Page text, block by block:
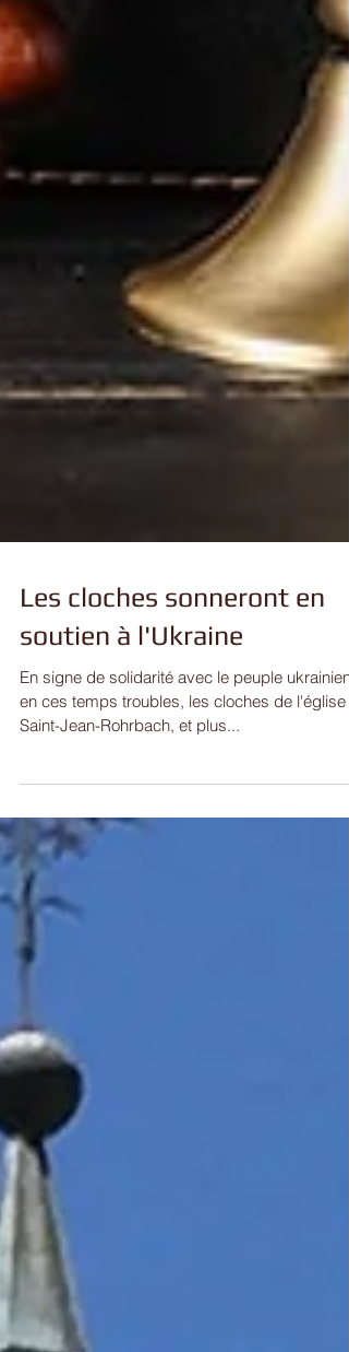
Les cloches sonneront en
soutien à l'Ukraine
en ces temps troubles, les cloches de l'église
Saint-Jean-Rohrbach, et plus...